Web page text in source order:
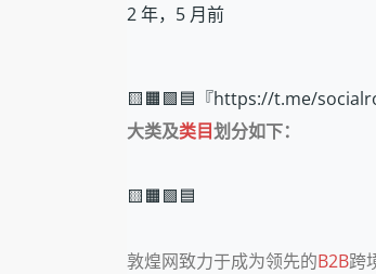
2 年，5 月前
🟨🟧🟩🟦『https://t.me/
大类及类目划分如下：
🟨🟧🟩🟦
敦煌网致力于成为领先的B2B跨